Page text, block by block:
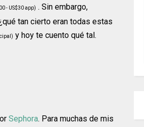
- US$30 app) . Sin embargo,
tan cierto eran todas estas
y hoy te cuento qué tal.
Sephora. Para muchas de mis